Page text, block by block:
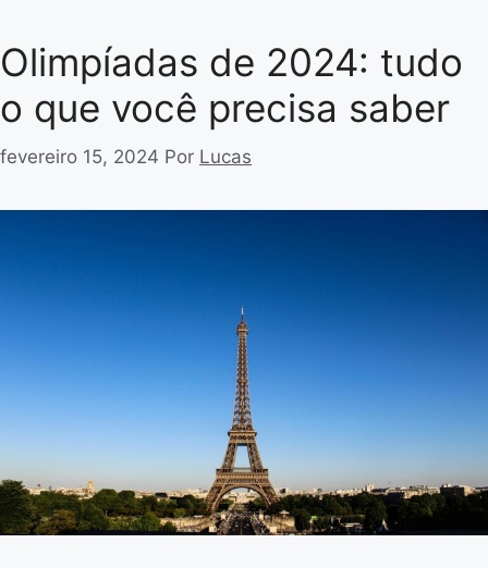
Olimpíadas de 2024: tudo
o que você precisa saber
fevereiro 15, 2024 Por Lucas